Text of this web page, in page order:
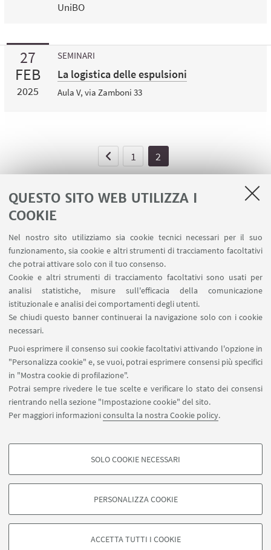
QUESTO SITO WEB UTILIZZA I
COOKIE
Nel nostro sito utilizziamo sia cookie tecnici necessari per il suo
funzionamento, sia cookie e altri strumenti di tracciamento facoltativi
che potrai attivare solo con il tuo consenso.
Cookie e altri strumenti di tracciamento facoltativi sono usati per
analisi statistiche, misure sull'efficacia della comunicazione
istituzionale e analisi dei comportamenti degli utenti.
Se chiudi questo banner continuerai la navigazione solo con i cookie
necessari.
Puoi esprimere il consenso sui cookie facoltativi attivando l'opzione in
"Personalizza cookie" e, se vuoi, potrai esprimere consensi più specifici
in "Mostra cookie di profilazione".
Potrai sempre rivedere le tue scelte e verificare lo stato dei consensi
rientrando nella sezione "Impostazione cookie" del sito.
Per maggiori informazioniconsulta la nostra Cookie policy.
COOKIE DI PROFILAZIONE - FACOLTATIVI
degli utenti, creare profili in base al loro comportamento sul sito, per analisi
di marketing.
SOLO COOKIE NECESSARI
PERSONALIZZA COOKIE
ACCETTA TUTTI I COOKIE
UniBO
27
FEB
2025
SEMINARI
La logistica delle espulsioni
Aula V, via Zamboni 33
1 2
Area riservata - Spazi virtuali
Contatti
SEGUI IL DIPARTIMENTO SU:
SEGUI UNIBO SU:
APP:
©Copyright 2026 - ALMA MATER STUDIORUM - Università di
Bologna - Via Zamboni, 33 - 40126 Bologna - PI: 01131710376 - CF:
80007010376
Privacy
Note legali
Informazioni sul sito e accessibilità
Impostazioni Cookie